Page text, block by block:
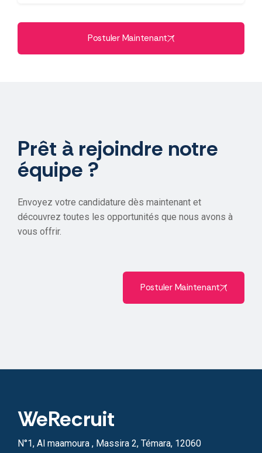
Postuler Maintenant
Prêt à rejoindre notre
équipe ?
Envoyez votre candidature dès maintenant et
découvrez toutes les opportunités que nous avons à
vous offrir.
Postuler Maintenant
WeRecruit
N°1, Al maamoura , Massira 2, Témara, 12060